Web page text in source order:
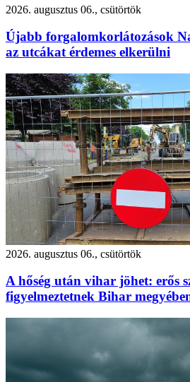
2026. augusztus 06., csütörtök
Újabb forgalomkorlátozások
az utcákat érdemes elkerülni
2026. augusztus 06., csütörtök
A hőség után vihar jöhet: erős
figyelmeztetnek Bihar